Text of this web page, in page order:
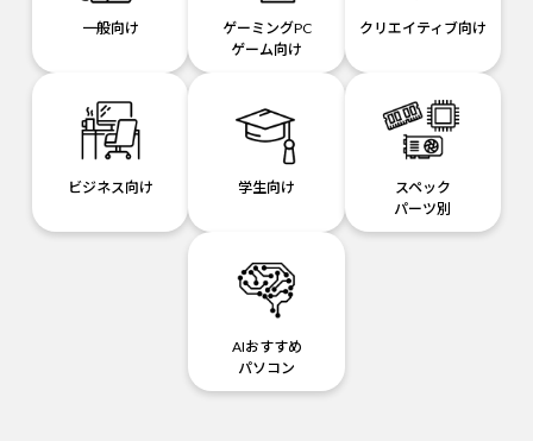
一般向け
ゲーミングPC
ゲーム向け
クリエイティブ向け
ビジネス向け 学生向け
スペック
パーツ別
AIおすすめ
パソコン